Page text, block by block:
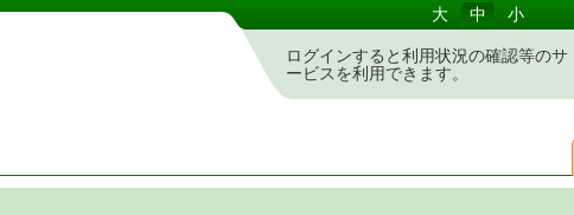
ステム 大 中 小
ログインすると利用状況の確認等のサ
ービスを利用できます。